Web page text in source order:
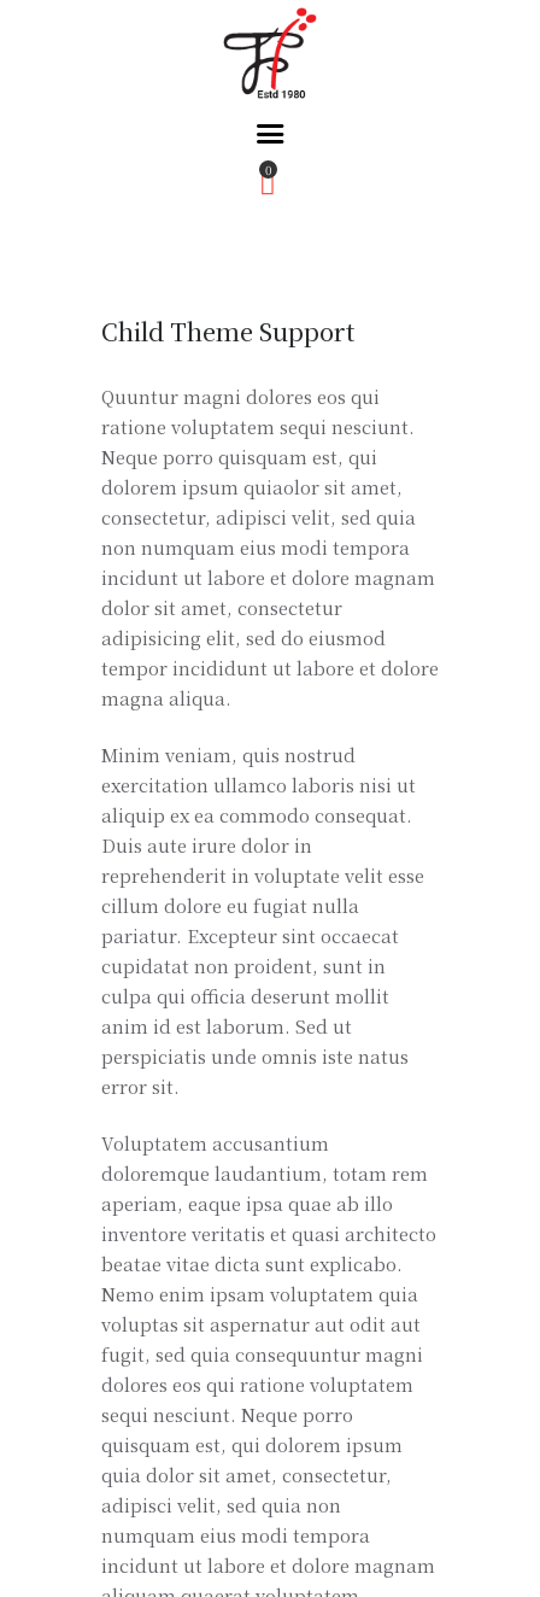
0
Gallery
The FFB
Downloads
Child Theme Support
Quuntur magni dolores eos qui
ratione voluptatem sequi nesciunt.
Neque porro quisquam est, qui
dolorem ipsum quiaolor sit amet,
consectetur, adipisci velit, sed quia
non numquam eius modi tempora
incidunt ut labore et dolore magnam
dolor sit amet, consectetur
adipisicing elit, sed do eiusmod
tempor incididunt ut labore et dolore
magna aliqua.
Minim veniam, quis nostrud
exercitation ullamco laboris nisi ut
aliquip ex ea commodo consequat.
Duis aute irure dolor in
reprehenderit in voluptate velit esse
cillum dolore eu fugiat nulla
pariatur. Excepteur sint occaecat
cupidatat non proident, sunt in
culpa qui officia deserunt mollit
anim id est laborum. Sed ut
perspiciatis unde omnis iste natus
error sit.
Voluptatem accusantium
doloremque laudantium, totam rem
aperiam, eaque ipsa quae ab illo
inventore veritatis et quasi architecto
beatae vitae dicta sunt explicabo.
Nemo enim ipsam voluptatem quia
voluptas sit aspernatur aut odit aut
fugit, sed quia consequuntur magni
dolores eos qui ratione voluptatem
sequi nesciunt. Neque porro
quisquam est, qui dolorem ipsum
quia dolor sit amet, consectetur,
adipisci velit, sed quia non
numquam eius modi tempora
incidunt ut labore et dolore magnam